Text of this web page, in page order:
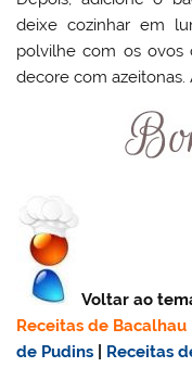
deixe cozinhar em
polvilhe com os ovos
decore com
Voltar ao
Receitas de Bacalhau
de Pudins
Receitas